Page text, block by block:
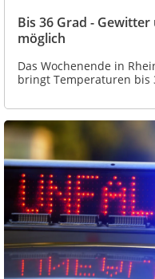
Bis 36 Grad -
möglich
Das Wochenende in
bringt Temperaturen bis